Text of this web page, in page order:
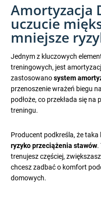
Amortyzacja
uczucie
mniejsze
Jednym z kluczowych
treningowych, jest
zastosowanosystem
przenoszenie wrażeń biegu
podłoże, co przekłada się
treningu.
Producent podkreśla, że
ryzyko przeciążenia stawów.
trenujesz częściej,
chcesz zadbać o komfort
domowych.